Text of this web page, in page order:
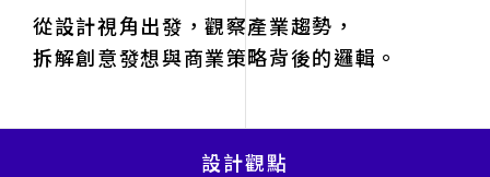
從設計視角出發，觀察產業趨勢，
拆解創意發想與商業策略背後的邏輯。
設計觀點